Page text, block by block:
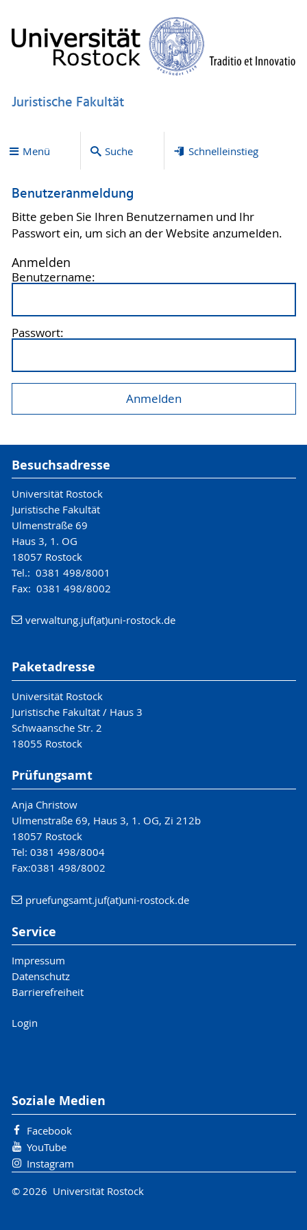
Juristische Fakultät
Menü Suche Schnelleinstieg
Benutzeranmeldung
Bitte geben Sie Ihren Benutzernamen und Ihr
Passwort ein, um sich an der Website anzumelden.
Anmelden
Benutzername:
Passwort:
Besuchsadresse
Universität Rostock
Juristische Fakultät
Ulmenstraße 69
Haus 3, 1. OG
18057 Rostock
Tel.: 0381 498/8001
Fax: 0381 498/8002
verwaltung.juf(at)uni-rostock.de
Paketadresse
Universität Rostock
Juristische Fakultät / Haus 3
Schwaansche Str. 2
18055 Rostock
Prüfungsamt
Anja Christow
Ulmenstraße 69, Haus 3, 1. OG, Zi 212b
18057 Rostock
Tel: 0381 498/8004
Fax:0381 498/8002
pruefungsamt.juf(at)uni-rostock.de
Service
Impressum
Datenschutz
Barrierefreiheit
Login
Soziale Medien
Facebook
YouTube
Instagram
© 2026 Universität Rostock